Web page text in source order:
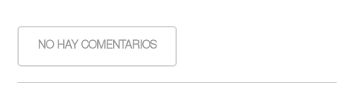
NO HAY COMENTARIOS